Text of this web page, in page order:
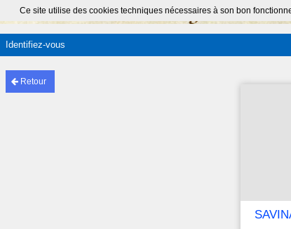
Ce site utilise des cookies techniques nécessaires à son bon
Identifiez-vous
Retour